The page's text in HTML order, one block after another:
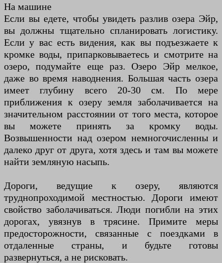
На машине
Если вы едете, чтобы увидеть разлив озера Эйр,
вы должны тщательно спланировать логистику.
Если у вас есть видения, как вы подъезжаете к
кромке воды, припарковываетесь и смотрите на
озеро, подумайте еще раз. Озеро Эйр мелкое,
даже во время наводнения. Большая часть озера
имеет глубину всего 20-30 см. По мере
приближения к озеру земля заболачивается на
значительном расстоянии от того места, которое
вы можете принять за кромку воды.
Возвышенности над озером немногочисленны и
далеко друг от друга, хотя здесь и там вы можете
найти земляную насыпь.
Дороги, ведущие к озеру, являются
труднопроходимой местностью. Дороги имеют
свойство заболачиваться. Люди погибли на этих
дорогах, увязнув в трясине. Примите меры
предосторожности, связанные с поездками в
отдаленные страны, и будьте готовы
развернуться, а не рисковать.